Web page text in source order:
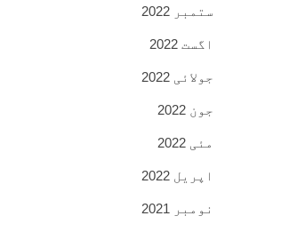
ستمبر 2022
اگست 2022
جولائی 2022
جون 2022
مئی 2022
اپریل 2022
نومبر 2021